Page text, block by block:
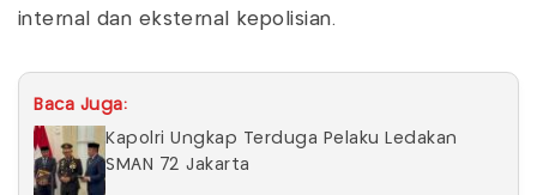
internal dan eksternal kepolisian.
Baca Juga:
Kapolri Ungkap Terduga Pelaku Ledakan
SMAN 72 Jakarta